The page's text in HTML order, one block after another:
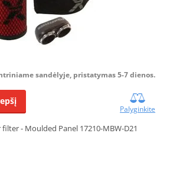
sandėlyje, pristatymas 5-7 dienos.
Palyginkite
- Moulded Panel 17210-MBW-D21